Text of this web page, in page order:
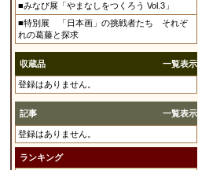
■みなび展「やまなしをつくろう Vol.3」
■特別展 「日本画」の挑戦者たち それぞ
れの葛藤と探求
収蔵品 一覧表示
登録はありません。
記事 一覧表示
登録はありません。
ランキング